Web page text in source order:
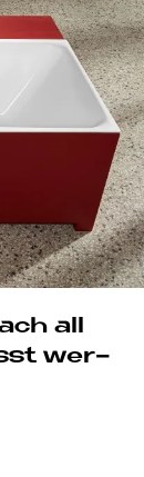
all
wer­